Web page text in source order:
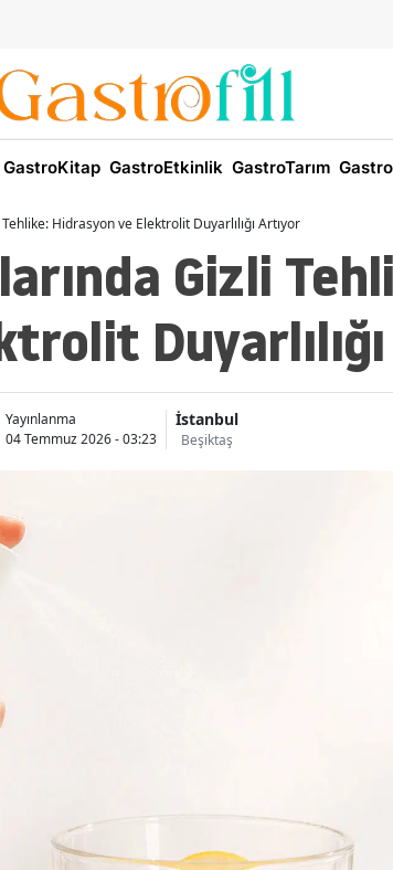
GastroKitap GastroEtkinlik GastroTarım
Tehlike: Hidrasyon ve Elektrolit Duyarlılığı Artıyor
Gizli
Yayınlanma
04 Temmuz 2026 - 03:23
İstanbul
Beşiktaş